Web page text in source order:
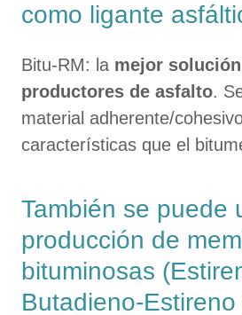
como ligante
Bitu-RM: la mejor
productores de asfalto.
material adherente/
características que el
También se puede
producción de
bituminosas
Butadieno-Estireno